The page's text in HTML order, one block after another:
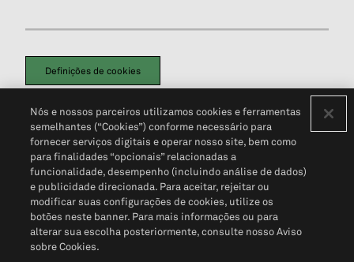
Definições de cookies
Política de PrivacidadePortal de privacidade do cliente (em inglês)
Não Venda Minhas Informações Pessoais© 2026 S&P Global
Nós e nossos parceiros utilizamos cookies e ferramentas
semelhantes (“Cookies”) conforme necessário para
fornecer serviços digitais e operar nosso site, bem como
para finalidades “opcionais” relacionadas a
funcionalidade, desempenho (incluindo análise de dados)
e publicidade direcionada. Para aceitar, rejeitar ou
modificar suas configurações de cookies, utilize os
botões neste banner. Para mais informações ou para
alterar sua escolha posteriormente, consulte nosso Aviso
sobre Cookies.